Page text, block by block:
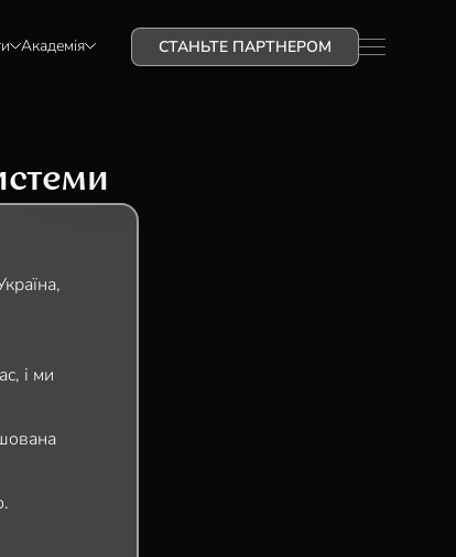
Академія СТАНЬТЕ ПАРТНЕРОМ
і ми